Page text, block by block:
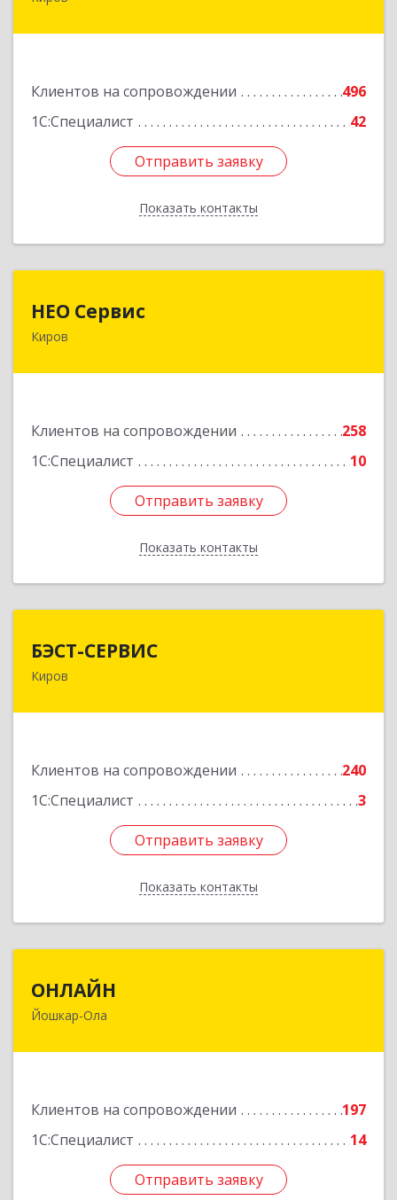
Клиентов на сопровождении
496
1С:Специалист
42
Отправить заявку
Показать контакты
Отправить заявку
Назад
НЕО Сервис
Киров
Клиентов на сопровождении
258
1С:Специалист
10
Отправить заявку
Показать контакты
610045, Кировская обл, Киров г, Ульяновская
Отправить заявку
Назад
БЭСТ-СЕРВИС
Киров
Клиентов на сопровождении
240
1С:Специалист
3
Отправить заявку
Показать контакты
Отправить заявку
Назад
ОНЛАЙН
Йошкар-Ола
Клиентов на сопровождении
197
1С:Специалист
14
Отправить заявку
424000, Марий Эл Респ, Йошкар-Ола г,
Отправить заявку